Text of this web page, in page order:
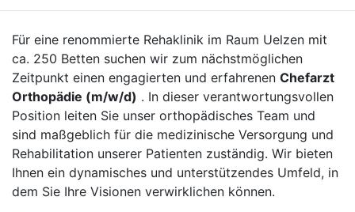
Für eine renommierte Rehaklinik im Raum Uelzen mit
ca. 250 Betten suchen wir zum nächstmöglichen
Zeitpunkt einen engagierten und erfahrenen Chefarzt
Orthopädie (m/w/d) . In dieser verantwortungsvollen
Position leiten Sie unser orthopädisches Team und
sind maßgeblich für die medizinische Versorgung und
Rehabilitation unserer Patienten zuständig. Wir bieten
Ihnen ein dynamisches und unterstützendes Umfeld, in
dem Sie Ihre Visionen verwirklichen können.